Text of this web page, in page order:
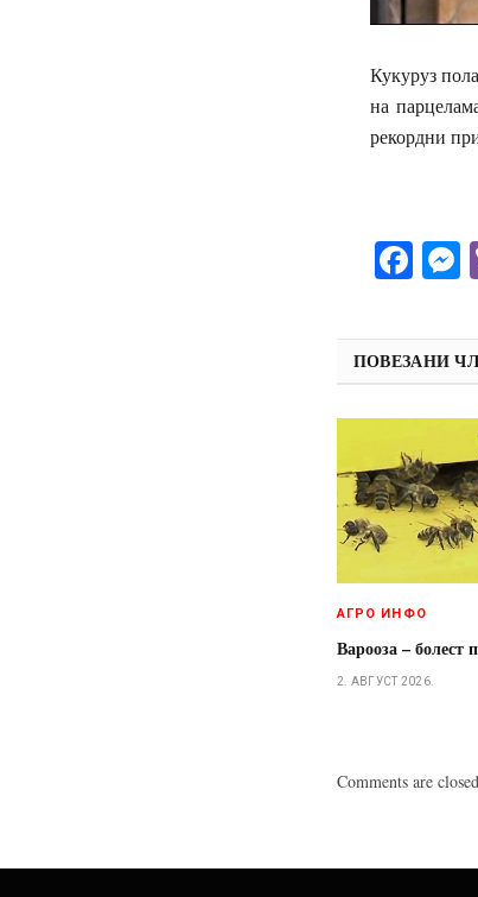
Кукуруз
на
рекордни
ПОВЕЗАНИ
АГРО ИНФО
Варооза – болест
2. АВГУСТ 2026.
Comments are